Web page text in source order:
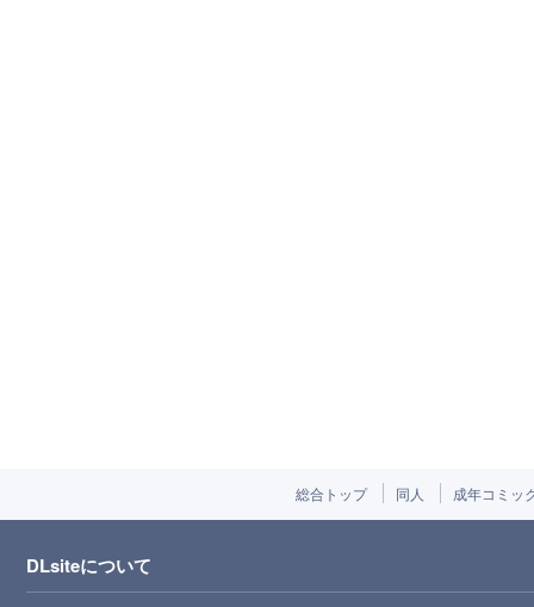
総合トップ 同人 成年コミッ
DLsiteについて